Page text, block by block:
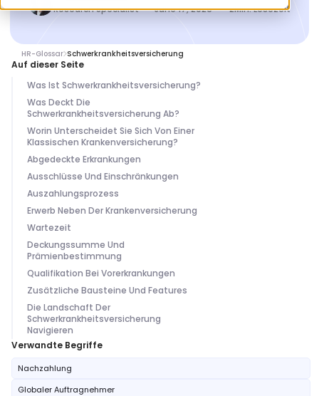
Research Specialist
June 17, 2026
2Min. Lesezeit
HR-Glossar Schwerkrankheitsversicherung
Auf dieser Seite
Was Ist Schwerkrankheitsversicherung?
Was Deckt Die
Schwerkrankheitsversicherung Ab?
Worin Unterscheidet Sie Sich Von Einer
Klassischen Krankenversicherung?
Abgedeckte Erkrankungen
Ausschlüsse Und Einschränkungen
Auszahlungsprozess
Erwerb Neben Der Krankenversicherung
Wartezeit
Deckungssumme Und
Prämienbestimmung
Qualifikation Bei Vorerkrankungen
Zusätzliche Bausteine Und Features
Die Landschaft Der
Schwerkrankheitsversicherung
Navigieren
Verwandte Begriffe
Nachzahlung
Globaler Auftragnehmer